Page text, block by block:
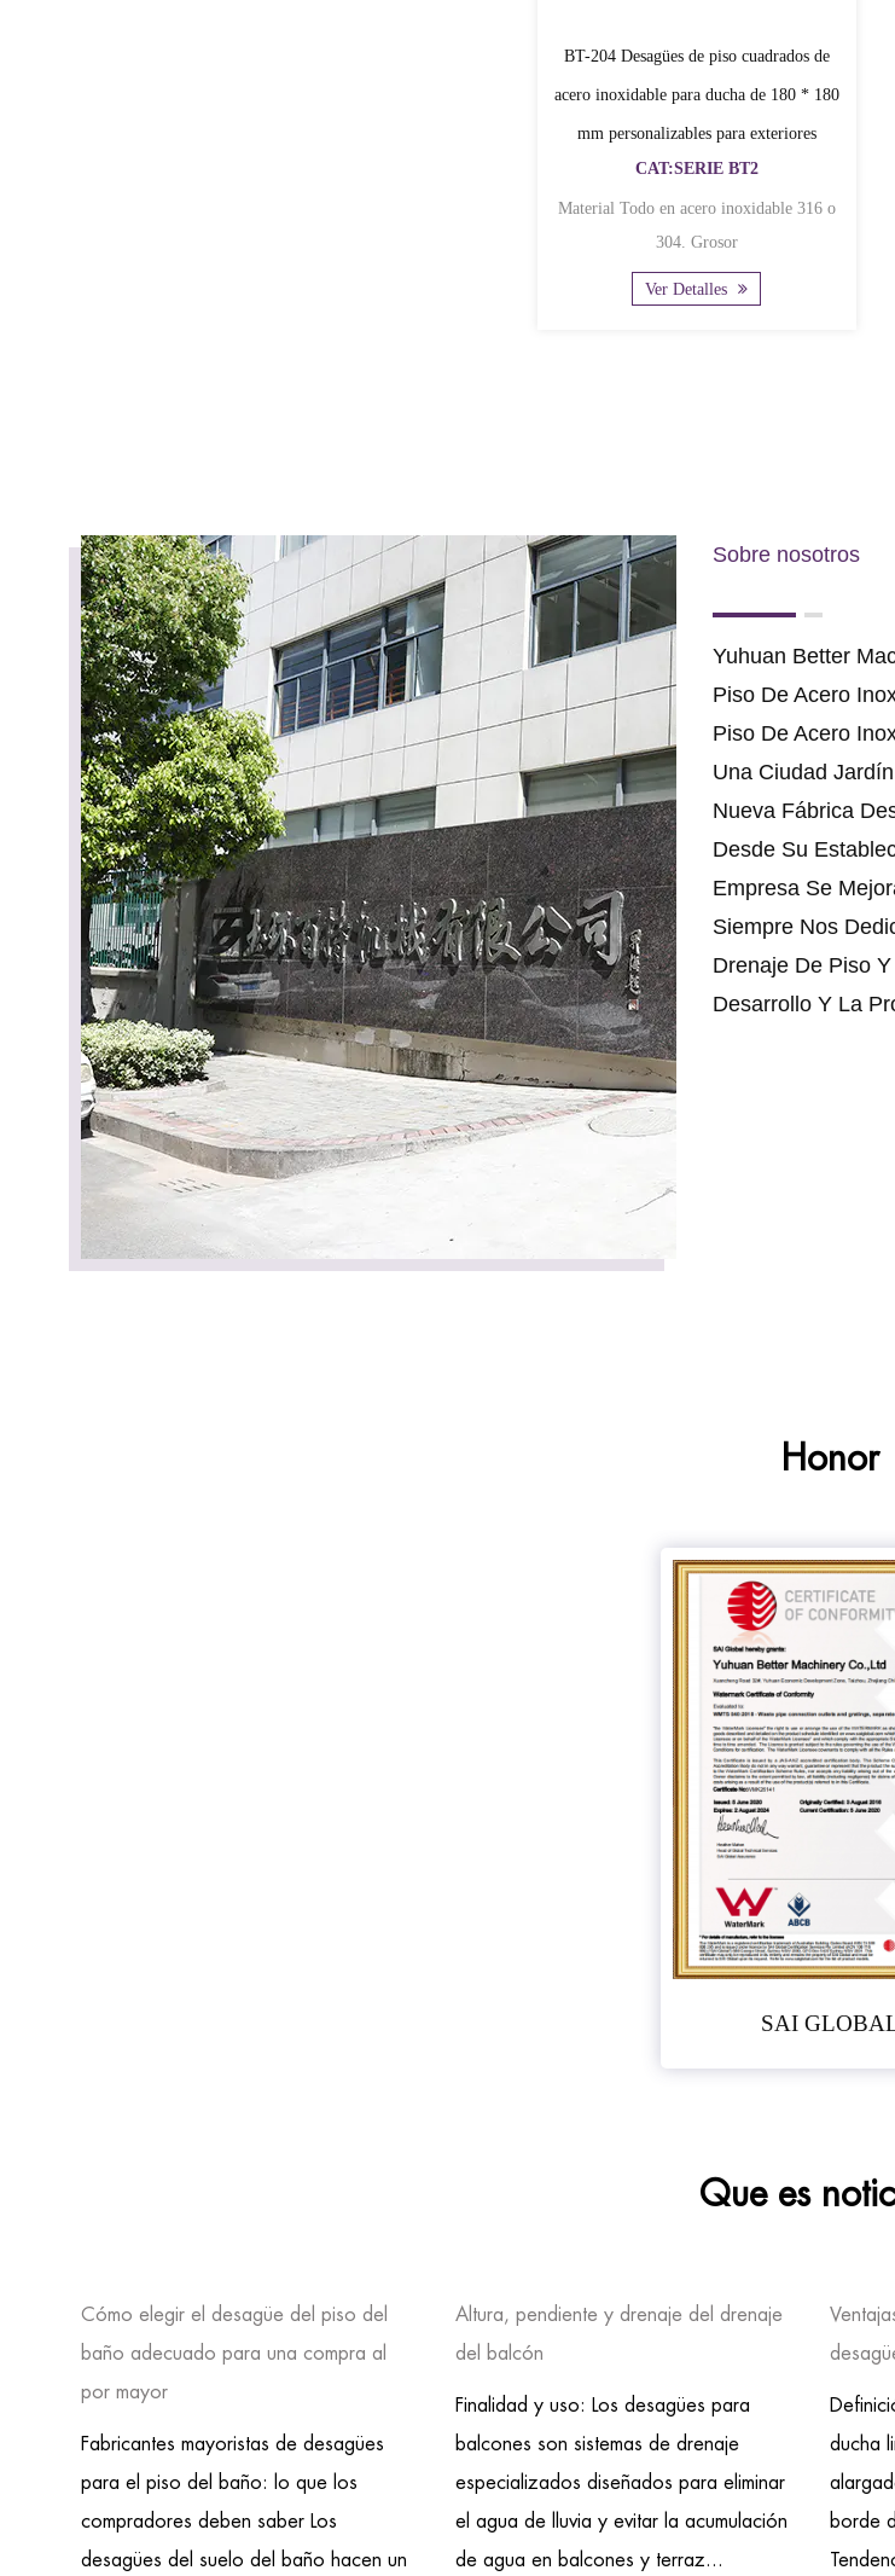
BT-204 Desagües de piso cuadrados de
acero inoxidable para ducha de 180 * 180
mm personalizables para exteriores
CAT:SERIE BT2
Material Todo en acero inoxidable 316 o
304. Grosor
Ver Detalles
Sobre nosotros
Yuhuan Better
Piso De Acero
Piso De Acero
Una Ciudad
Nueva Fábrica
Desde Su
Empresa Se
Siempre Nos
Drenaje De Piso
Desarrollo Y La
Honor
SAI
Que es
Cómo elegir el desagüe del piso del
baño adecuado para una compra al
por mayor
Fabricantes mayoristas de desagües
para el piso del baño: lo que los
compradores deben saber Los
desagües del suelo del baño hacen un
Altura, pendiente y drenaje del drenaje
del balcón
Finalidad y uso: Los desagües para
balcones son sistemas de drenaje
especializados diseñados para eliminar
el agua de lluvia y evitar la acumulación
de agua en balcones y terraz...
ducha
borde